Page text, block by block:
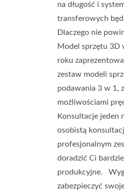
na długość i
transferowych
Dlaczego nie
Model sprzętu 3D
roku
zestaw modeli
podawania 3 w 1,
możliwościami
Konsultacje jeden
osobistą
profesjonalnym
doradzić Ci
produkcyjne.
zabezpieczyć